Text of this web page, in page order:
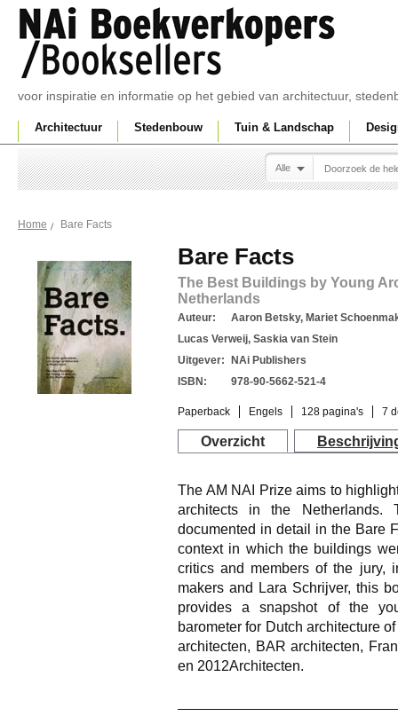
voor inspiratie en informatie op het gebied van architectuur,
Architectuur Stedenbouw Tuin & Landschap
Alle
Home Bare Facts
Bare Facts
The Best Buildings by Young
Netherlands
Auteur:
Aaron Betsky, Mariet
Lucas Verweij, Saskia van Stein
Uitgever:
NAi Publishers
ISBN:
978-90-5662-521-4
Paperback Engels 128 pagina's 7
Overzicht
The AM NAI Prize aims to
architects in the Netherlands.
documented in detail in the Bare
context in which the buildings
critics and members of the jury,
makers and Lara Schrijver, this
provides a snapshot of the
barometer for Dutch architecture
architecten, BAR architecten,
en 2012Architecten.